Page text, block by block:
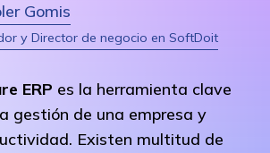
Gomis
y Director de negocio en SoftDoit
ERP es la herramienta clave
gestión de una empresa y
Existen multitud de